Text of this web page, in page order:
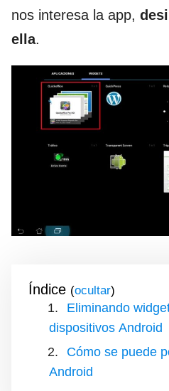
nos interesa la app,
ella.
Índice ( )
Eliminando
dispositivos Android
Cómo se puede
Android